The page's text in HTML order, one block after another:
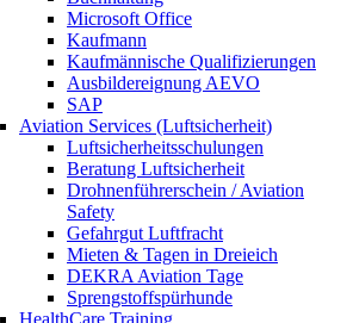
Microsoft Office
Kaufmann
Kaufmännische Qualifizierungen
Ausbildereignung AEVO
SAP
Aviation Services (Luftsicherheit)
Luftsicherheitsschulungen
Beratung Luftsicherheit
Drohnenführerschein / Aviation
Safety
Gefahrgut Luftfracht
Mieten & Tagen in Dreieich
DEKRA Aviation Tage
Sprengstoffspürhunde
HealthCare Training